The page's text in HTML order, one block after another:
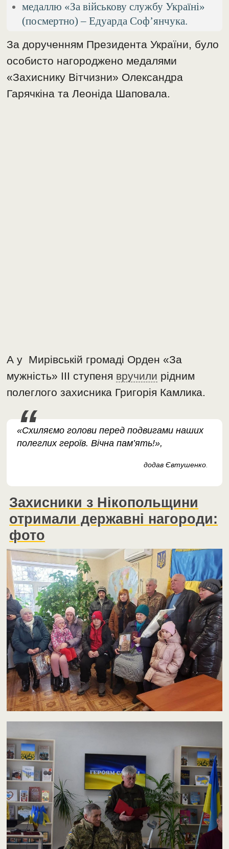
медаллю «За військову службу Україні»
(посмертно) – Едуарда Софʼянчука.
За дорученням Президента України, було
особисто нагороджено медалями
«Захиснику Вітчизни» Олександра
Гарячкіна та Леоніда Шаповала.
А у Мирівській громаді Орден «За
мужність» ІІІ ступеня вручили рідним
полеглого захисника Григорія Камлика.
«Схиляємо голови перед подвигами наших
полеглих героїв. Вічна пам’ять!»,
додав Євтушенко.
Захисники з Нікопольщини
отримали державні нагороди:
фото